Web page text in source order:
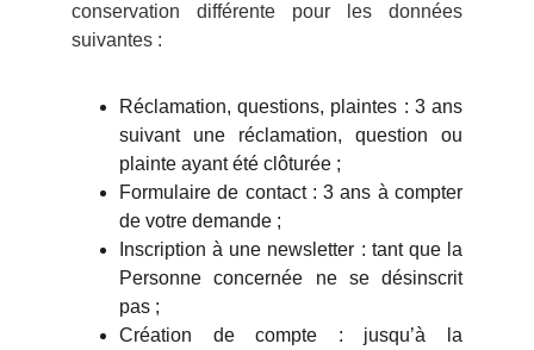
conservation différente pour les données
suivantes :
Réclamation, questions, plaintes : 3 ans
suivant une réclamation, question ou
plainte ayant été clôturée ;
Formulaire de contact : 3 ans à compter
de votre demande ;
Inscription à une newsletter : tant que la
Personne concernée ne se désinscrit
pas ;
Création de compte : jusqu’à la